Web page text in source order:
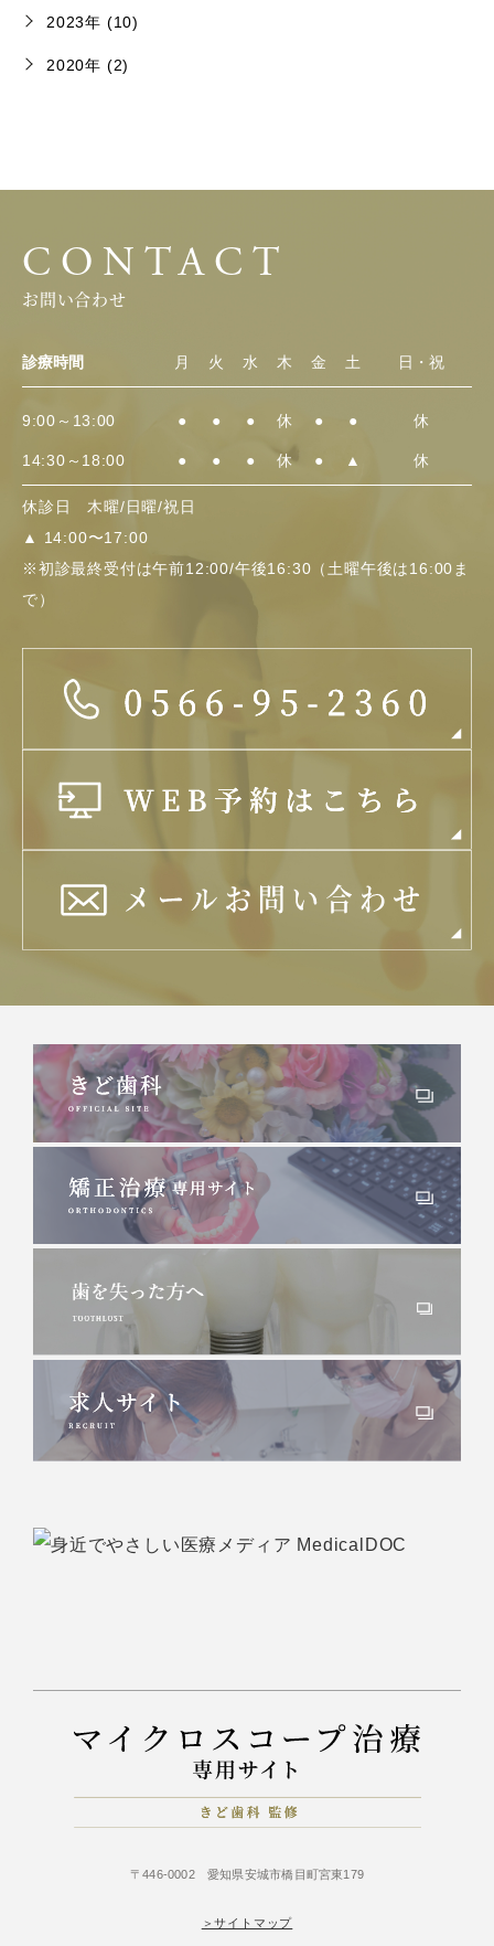
2023年 (10)
2020年 (2)
CONTACT
お問い合わせ
診療時間 月 火 水 木 金 土 日・祝
9:00～13:00 ● ● ● 休 ● ● 休
14:30～18:00 ● ● ● 休 ● ▲ 休
休診日 木曜/日曜/祝日
▲
14:00〜17:00
※初診最終受付は午前12:00/午後16:30（土曜午後は16:00ま
で）
〒446-0002 愛知県安城市橋目町宮東179
＞サイトマップ